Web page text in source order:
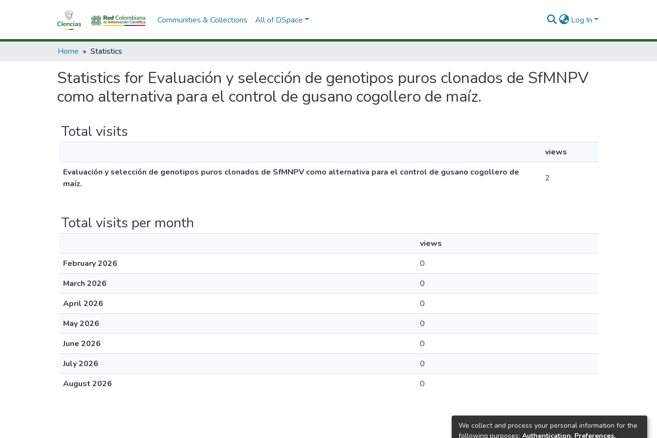
Communities & Collections All of DSpace Log In
Home Statistics
Statistics for Evaluación y selección de genotipos puros clonados de SfMNPV
como alternativa para el control de gusano cogollero de maíz.
Total visits
views
Evaluación y selección de genotipos puros clonados de SfMNPV como alternativa para el control de gusano cogollero de
maíz.
2
Total visits per month
views
February 2026
0
March 2026
0
April 2026
0
May 2026
0
June 2026
0
July 2026
0
August 2026
0
We collect and process your personal information for the
following purposes: Authentication, Preferences,